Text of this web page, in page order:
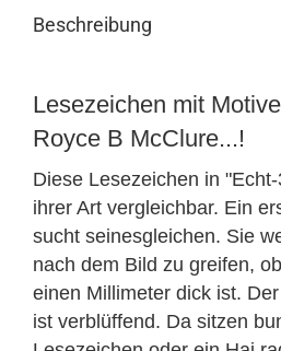
Beschreibung
Lesezeichen mit
Royce B McClure...!
Diese Lesezeichen in
ihrer Art vergleichbar. Ein
sucht seinesgleichen. Sie
nach dem Bild zu greifen,
einen Millimeter dick ist.
ist verblüffend. Da sitzen